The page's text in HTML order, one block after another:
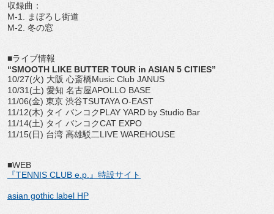
収録曲：
M-1. まぼろし街道
M-2. 冬の窓
■ライブ情報
“SMOOTH LIKE BUTTER TOUR in ASIAN 5 CITIES”
10/27(火) 大阪 心斎橋Music Club JANUS
10/31(土) 愛知 名古屋APOLLO BASE
11/06(金) 東京 渋谷TSUTAYA O-EAST
11/12(木) タイ バンコクPLAY YARD by Studio Bar
11/14(土) タイ バンコクCAT EXPO
11/15(日) 台湾 高雄駁二LIVE WAREHOUSE
■WEB
『TENNIS CLUB e.p.』特設サイト
asian gothic label HP